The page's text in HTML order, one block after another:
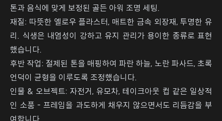
톤과 음식에 맞게 보정된 골든 아워 조명 세팅.
재질: 따뜻한 옐로우 플라스터, 매트한 금속 외장재, 투명한 유
리. 식생은 내염성이 강하고 유지 관리가 용이한 종류로 표현
했습니다.
후반 작업: 절제된 톤을 매핑하여 파란 하늘, 노란 파사드, 초록
언덕이 균형을 이루도록 조정했습니다.
인물 & 오브젝트: 자전거, 유모차, 테이크아웃 컵 같은 일상적
인 소품 - 프레임을 과도하게 채우지 않으면서도 리듬감을 부